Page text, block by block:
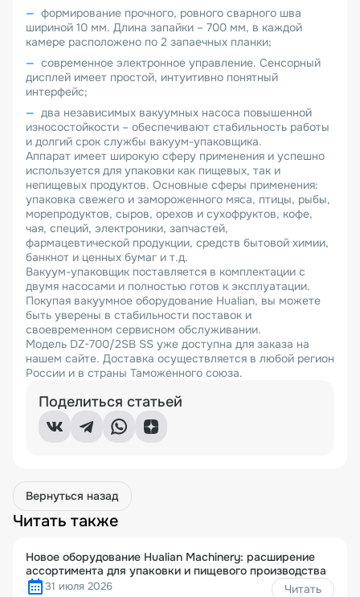
формирование прочного, ровного сварного шва
шириной 10 мм. Длина запайки – 700 мм, в каждой
камере расположено по 2 запаечных планки;
современное электронное управление. Сенсорный
дисплей имеет простой, интуитивно понятный
интерфейс;
два независимых вакуумных насоса повышенной
износостойкости – обеспечивают стабильность работы
и долгий срок службы вакуум-упаковщика.
Аппарат имеет широкую сферу применения и успешно
используется для упаковки как пищевых, так и
непищевых продуктов. Основные сферы применения:
упаковка свежего и замороженного мяса, птицы, рыбы,
морепродуктов, сыров, орехов и сухофруктов, кофе,
чая, специй, электроники, запчастей,
фармацевтической продукции, средств бытовой химии,
банкнот и ценных бумаг и т.д.
Вакуум-упаковщик поставляется в комплектации с
двумя насосами и полностью готов к эксплуатации.
Покупая вакуумное оборудование Hualian, вы можете
быть уверены в стабильности поставок и
своевременном сервисном обслуживании.
Модель DZ-700/2SB SS уже доступна для заказа на
нашем сайте. Доставка осуществляется в любой регион
России и в страны Таможенного союза.
Поделиться статьей
Вернуться назад
Читать также
Новое оборудование Hualian Machinery: расширение
ассортимента для упаковки и пищевого производства
31 июля 2026 Читать